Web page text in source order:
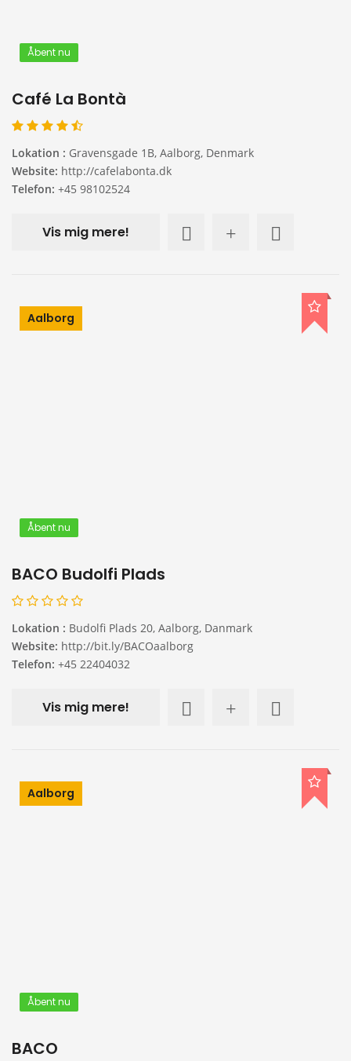
Åbent nu
Café La Bontà
Lokation : Gravensgade 1B, Aalborg, Denmark
Website: http://cafelabonta.dk
Telefon: +45 98102524
Vis mig mere!
Aalborg
Åbent nu
BACO Budolfi Plads
Lokation : Budolfi Plads 20, Aalborg, Danmark
Website: http://bit.ly/BACOaalborg
Telefon: +45 22404032
Vis mig mere!
Aalborg
Åbent nu
BACO